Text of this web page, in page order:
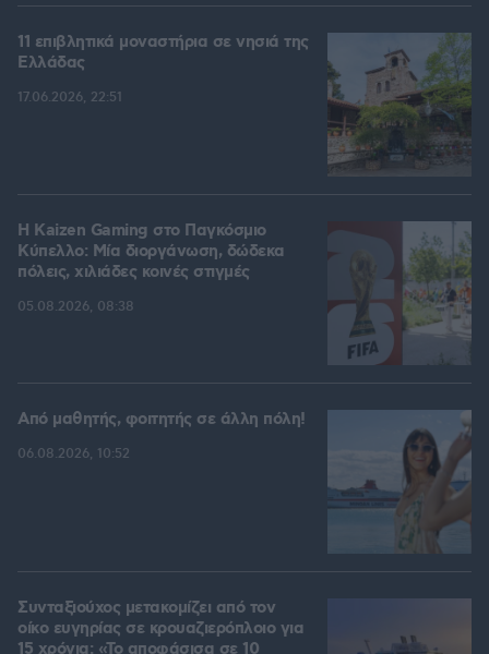
11 επιβλητικά μοναστήρια σε νησιά της
Ελλάδας
17.06.2026, 22:51
H Kaizen Gaming στο Παγκόσμιο
Kύπελλο: Μία διοργάνωση, δώδεκα
πόλεις, χιλιάδες κοινές στιγμές
05.08.2026, 08:38
Από μαθητής, φοιτητής σε άλλη πόλη!
06.08.2026, 10:52
Συνταξιούχος μετακομίζει από τον
οίκο ευγηρίας σε κρουαζιερόπλοιο για